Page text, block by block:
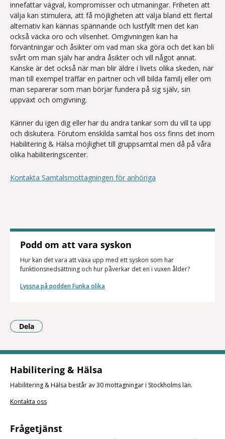
innefattar vägval, kompromisser och utmaningar. Friheten att
välja kan stimulera, att få möjligheten att välja bland ett flertal
alternativ kan kännas spännande och lustfyllt men det kan
också väcka oro och vilsenhet. Omgivningen kan ha
förväntningar och åsikter om vad man ska göra och det kan bli
svårt om man själv har andra åsikter och vill något annat.
Kanske är det också när man blir äldre i livets olika skeden, när
man till exempel träffar en partner och vill bilda familj eller om
man separerar som man börjar fundera på sig själv, sin
uppväxt och omgivning.
Känner du igen dig eller har du andra tankar som du vill ta upp
och diskutera. Förutom enskilda samtal hos oss finns det inom
Habilitering & Hälsa möjlighet till gruppsamtal men då på våra
olika habiliteringscenter.
Kontakta Samtalsmottagningen för anhöriga
Podd om att vara syskon
Hur kan det vara att växa upp med ett syskon som har
funktionsnedsättning och hur påverkar det en i vuxen ålder?
Lyssna på podden Funka olika
Dela
- Klicka för att öppna delningsalternativ.
Habilitering & Hälsa
Habilitering & Hälsa består av 30 mottagningar i Stockholms län.
Kontakta oss
Frågetjänst